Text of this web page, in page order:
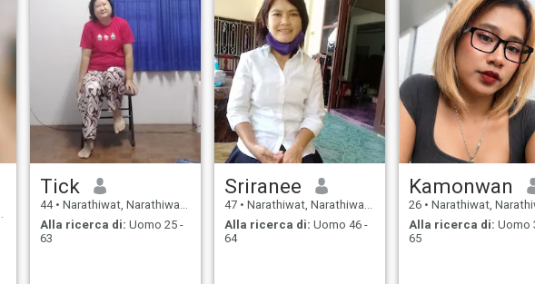
Tick
44 • Narathiwat, Narathiwat, Thailandia
Alla ricerca di: Uomo 25 -
63
Sriranee
47 • Narathiwat, Narathiwat, Thailandia
Alla ricerca di: Uomo 46 -
64
Kamonwan
26 • Narathiwat, Narathiwat,
Alla ricerca di: Uomo
65